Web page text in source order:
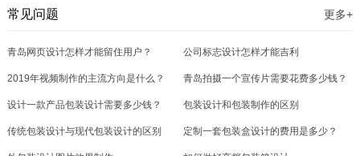
常见问题 更多+
青岛网页设计怎样才能留住用户？ 公司标志设计怎样才能吉利
2019年视频制作的主流方向是什么？ 青岛拍摄一个宣传片需要花费多少钱？
设计一款产品包装设计需要多少钱？ 包装设计和包装制作的区别
传统包装设计与现代包装设计的区别 定制一套包装盒设计的费用是多少？